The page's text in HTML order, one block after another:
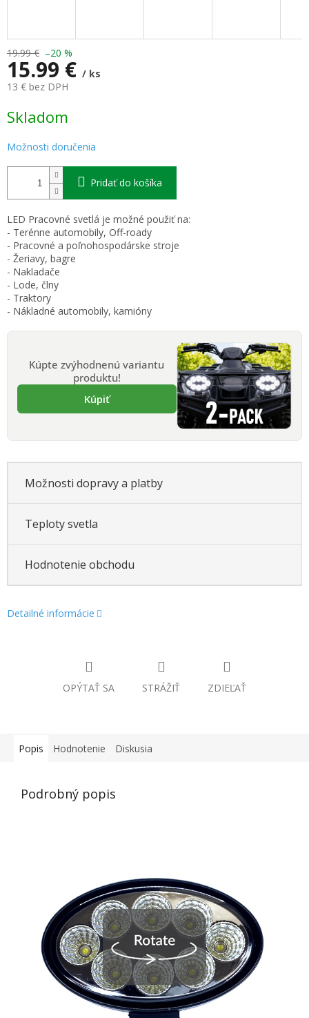
19.99 € –20 %
15.99 € / ks
13 € bez DPH
cena:
Skladom
Možnosti doručenia
Pridať do košíka
LED Pracovné svetlá je možné použiť na:
- Terénne automobily, Off-roady
- Pracovné a poľnohospodárske stroje
- Žeriavy, bagre
- Nakladače
- Lode, člny
- Traktory
- Nákladné automobily, kamióny
Kúpte zvýhodnenú variantu
produktu!
Kúpiť
Možnosti dopravy a platby
Teploty svetla
Hodnotenie obchodu
Detailné informácie
OPÝTAŤ SA STRÁŽIŤ ZDIEĽAŤ
Popis Hodnotenie Diskusia
Podrobný popis